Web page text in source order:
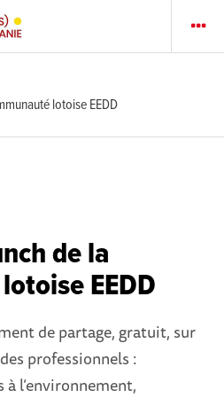
lotoise EEDD
de la
EEDD
de partage, gratuit, sur
professionnels :
l’environnement,